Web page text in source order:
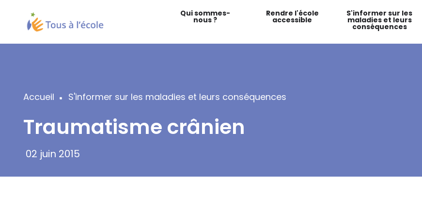
contenu
principal
Qui sommes-
nous ?
Rendre l'école
accessible
S'informer sur les
maladies et leurs
conséquences
Fil
d'Ariane
Accueil S'informer sur les maladies et leurs conséquences
Traumatisme crânien
02 juin 2015